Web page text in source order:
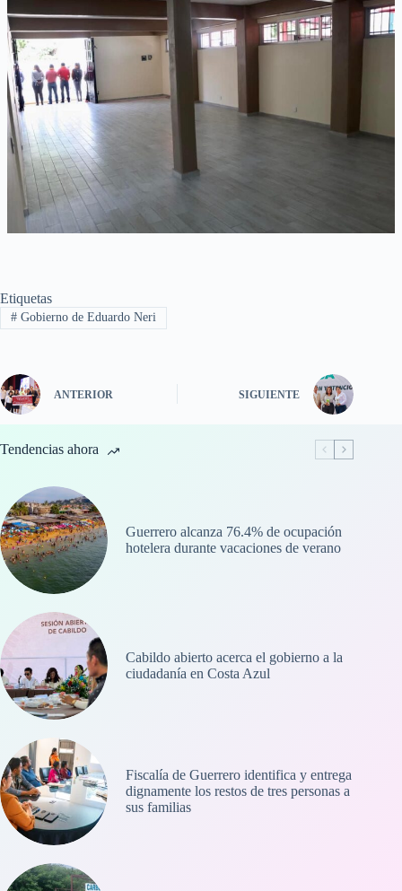
Etiquetas
#Gobierno de Eduardo Neri
ANTERIOR SIGUIENTE
Tendencias ahora
Guerrero alcanza 76.4% de ocupación
hotelera durante vacaciones de verano
Cabildo abierto acerca el gobierno a la
ciudadanía en Costa Azul
Fiscalía de Guerrero identifica y entrega
dignamente los restos de tres personas a
sus familias